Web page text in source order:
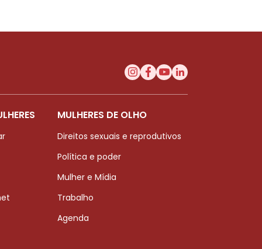
MULHERES DE OLHO
Direitos sexuais e reprodutivos
Política e poder
Mulher e Mídia
Trabalho
Agenda